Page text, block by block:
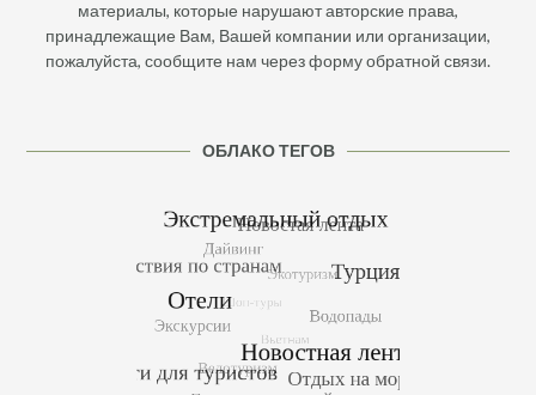
материалы, которые нарушают авторские права,
принадлежащие Вам, Вашей компании или организации,
пожалуйста, сообщите нам через форму обратной связи.
ОБЛАКО ТЕГОВ